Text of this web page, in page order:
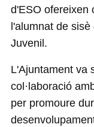
d'ESO ofereixen
l'alumnat de
Juvenil.
L'Ajuntament va
col·laboració
per promoure